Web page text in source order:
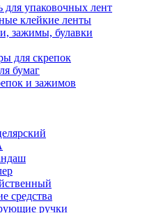
для упаковочных лент
клейкие ленты
зажимы, булавки
для скрепок
бумаг
и зажимов
средства
ручки